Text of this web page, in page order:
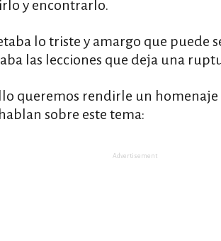
y encontrarlo.
lo triste y amargo que puede
las lecciones que deja una
queremos rendirle un homenaje
sobre este tema:
Advertisement